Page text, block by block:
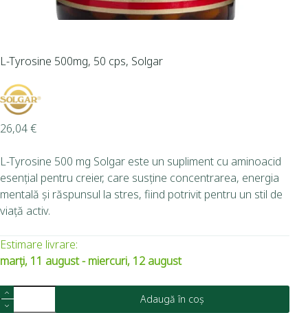
L-Tyrosine 500mg, 50 cps, Solgar
26,04€
L-Tyrosine 500 mg Solgar este un supliment cu aminoacid
esențial pentru creier, care susține concentrarea, energia
mentală și răspunsul la stres, fiind potrivit pentru un stil de
viață activ.
Estimare livrare:
marți, 11 august - miercuri, 12 august
Adaugă în coș